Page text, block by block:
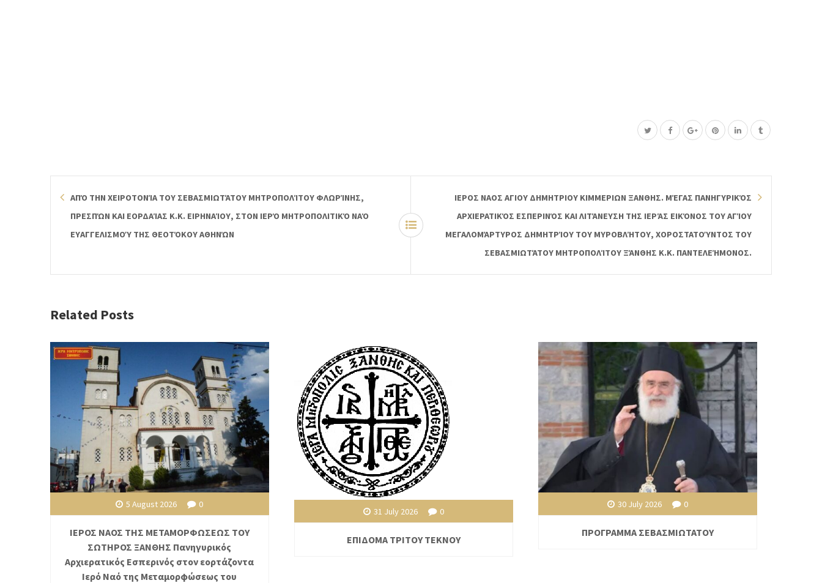
ΑΠΌ ΤΗΝ ΧΕΙΡΟΤΟΝΊΑ ΤΟΥ ΣΕΒΑΣΜΙΩΤΆΤΟΥ ΜΗΤΡΟΠΟΛΊΤΟΥ ΦΛΩΡΊΝΗΣ,
ΠΡΕΣΠΏΝ ΚΑΙ ΕΟΡΔΑΊΑΣ Κ.Κ. ΕΙΡΗΝΑΊΟΥ, ΣΤΟΝ ΙΕΡΌ ΜΗΤΡΟΠΟΛΙΤΙΚΌ ΝΑΌ
ΕΥΑΓΓΕΛΙΣΜΟΎ ΤΗΣ ΘΕΟΤΌΚΟΥ ΑΘΗΝΏΝ
ΙΕΡΟΣ ΝΑΟΣ ΑΓΙΟΥ ΔΗΜΗΤΡΙΟΥ ΚΙΜΜΕΡΙΩΝ ΞΑΝΘΗΣ. ΜΈΓΑΣ ΠΑΝΗΓΥΡΙΚΌΣ
ΑΡΧΙΕΡΑΤΙΚΌΣ ΕΣΠΕΡΙΝΌΣ ΚΑΙ ΛΙΤΆΝΕΥΣΗ ΤΗΣ ΙΕΡΆΣ ΕΙΚΌΝΟΣ ΤΟΥ ΑΓΊΟΥ
ΜΕΓΑΛΟΜΆΡΤΥΡΟΣ ΔΗΜΗΤΡΊΟΥ ΤΟΥ ΜΥΡΟΒΛΉΤΟΥ, ΧΟΡΟΣΤΑΤΟΎΝΤΟΣ ΤΟΥ
ΣΕΒΑΣΜΙΩΤΆΤΟΥ ΜΗΤΡΟΠΟΛΊΤΟΥ ΞΆΝΘΗΣ Κ.Κ. ΠΑΝΤΕΛΕΉΜΟΝΟΣ.
Related Posts
5 August 2026 0
ΙΕΡΟΣ ΝΑΟΣ ΤΗΣ ΜΕΤΑΜΟΡΦΩΣΕΩΣ ΤΟΥ
ΣΩΤΗΡΟΣ ΞΑΝΘΗΣ Πανηγυρικός
Αρχιερατικός Εσπερινός στον εορτάζοντα
Ιερό Ναό της Μεταμορφώσεως του
31 July 2026 0
ΕΠΙΔΟΜΑ ΤΡΙΤΟΥ ΤΕΚΝΟΥ
30 July 2026 0
ΠΡΟΓΡΑΜΜΑ ΣΕΒΑΣΜΙΩΤΑΤΟΥ